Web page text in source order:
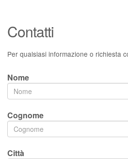
Contatti
Per qualsiasi informazione o richiesta
Nome
Cognome
Città